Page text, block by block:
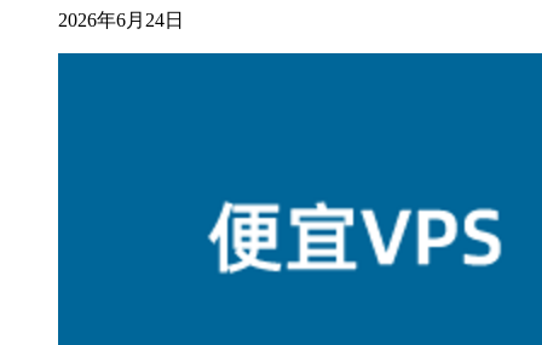
2026年6月24日